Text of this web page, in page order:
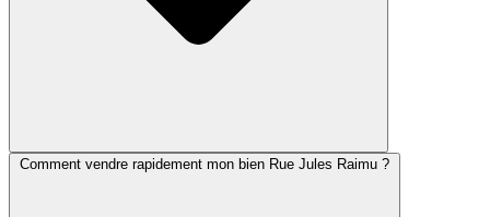
Comment vendre rapidement mon bien Rue Jules Raimu ?